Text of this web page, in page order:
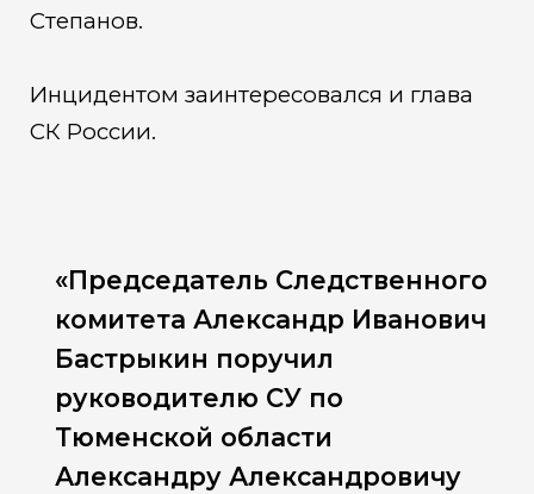
Степанов.
Инцидентом заинтересовался и глава
СК России.
«Председатель Следственного
комитета Александр Иванович
Бастрыкин поручил
руководителю СУ по
Тюменской области
Александру Александровичу